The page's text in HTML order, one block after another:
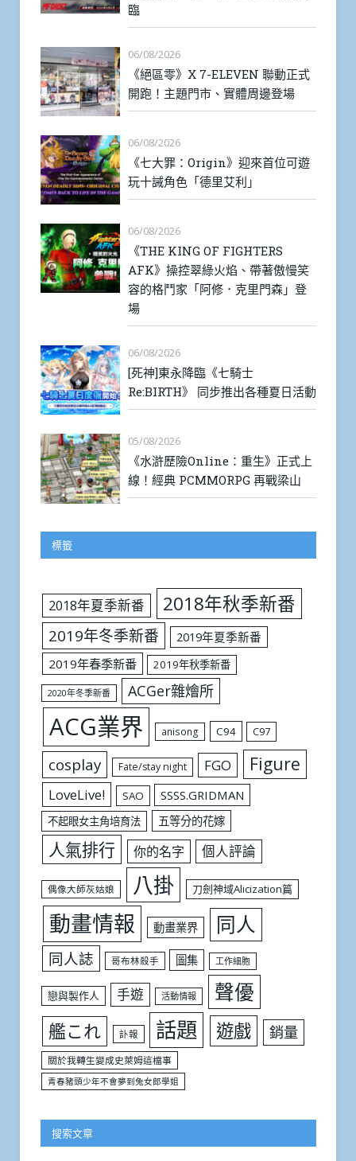
臨
06/08/2026
《絕區零》X 7-ELEVEN 聯動正式
開跑！主題門市、實體周邊登場
06/08/2026
《七大罪：Origin》迎來首位可遊
玩十誡角色「德里艾利」
06/08/2026
《THE KING OF FIGHTERS
AFK》操控翠綠火焰、帶著傲慢笑
容的格鬥家「阿修．克里門森」登
場
06/08/2026
[死神]東永降臨《七騎士
Re:BIRTH》 同步推出各種夏日活動
05/08/2026
《水滸歷險Online：重生》正式上
線！經典 PCMMORPG 再戰梁山
標籤
2018年夏季新番 2018年秋季新番
2019年冬季新番
2019年夏季新番
2019年春季新番
2019年秋季新番
2020年冬季新番 ACGer雜燴所
ACG業界 anisong C94 C97
cosplay Fate/stay night FGO Figure
LoveLive! SAO SSSS.GRIDMAN
不起眼女主角培育法 五等分的花嫁
人氣排行 你的名字 個人評論
偶像大師灰姑娘 八掛 刀劍神域Alicization篇
動畫情報 動畫業界 同人
同人誌 哥布林殺手 圖集 工作細胞
戀與製作人 手遊 活動情報 聲優
艦これ 訃報 話題 遊戲 銷量
關於我轉生變成史萊姆這檔事
青春豬頭少年不會夢到兔女郎學姐
搜索文章